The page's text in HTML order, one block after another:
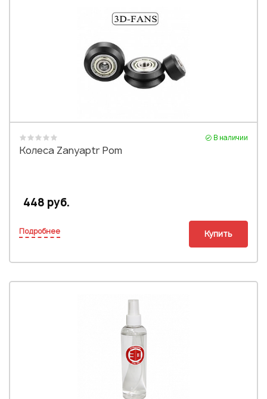
В наличии
Колеса Zanyaptr Pom
448 руб.
Подробнее Купить